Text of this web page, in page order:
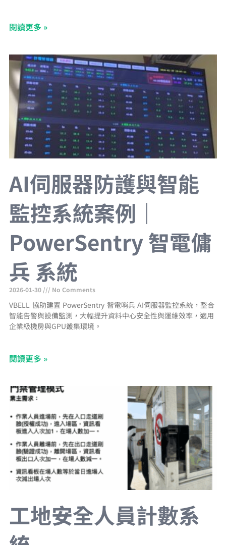
閱讀更多 »
AI伺服器防護與智能
監控系統案例｜
PowerSentry 智電傭
兵 系統
2026-01-30 No Comments
VBELL 協助建置 PowerSentry 智電哨兵 AI伺服器監控系統，整合
智能告警與設備監測，大幅提升資料中心安全性與運維效率，適用
企業級機房與GPU叢集環境。
閱讀更多 »
工地安全人員計數系